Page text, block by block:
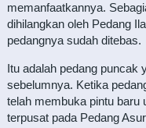
memanfaatkannya.
dihilangkan oleh Pedang
pedangnya sudah ditebas.
Itu adalah pedang puncak
sebelumnya. Ketika
telah membuka pintu baru
terpusat pada Pedang